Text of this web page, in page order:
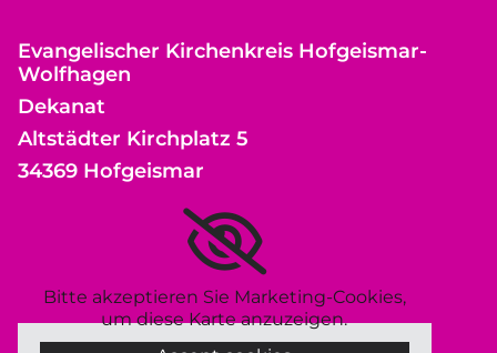
Evangelischer Kirchenkreis Hofgeismar-
Wolfhagen
Dekanat
Altstädter Kirchplatz 5
34369 Hofgeismar
Bitte akzeptieren Sie Marketing-Cookies,
um diese Karte anzuzeigen.